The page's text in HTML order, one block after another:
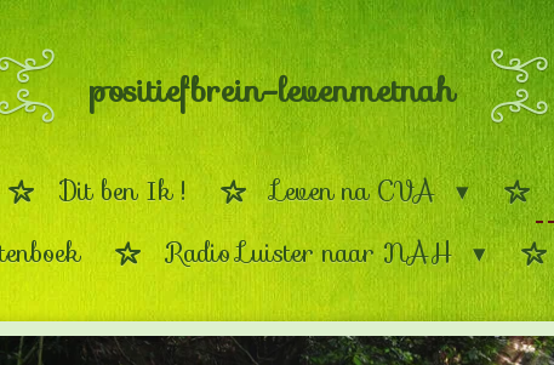
positiefbrein-levenmetnah
Dit ben Ik ! Leven na CVA
Radio Luister naar NAH